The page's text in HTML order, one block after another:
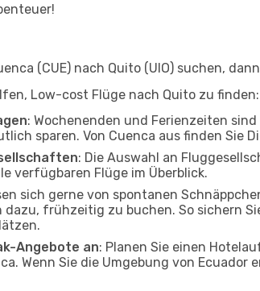
(CUE) nach Quito (UIO) suchen,
Low-cost Flüge nach Quito zu finden:
: Wochenenden und Ferienzeiten
sparen. Von Cuenca aus finden Sie
: Die Auswahl an
verfügbaren Flüge im Überblick.
sich gerne von spontanen
frühzeitig zu buchen. So sichern
Angebote an: Planen Sie einen
Wenn Sie die Umgebung von